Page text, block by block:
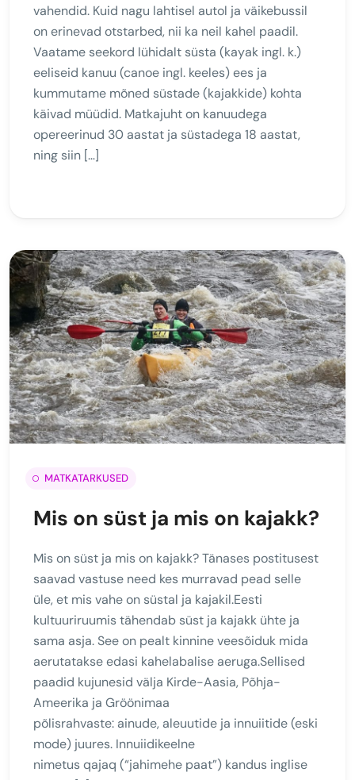
vahendid. Kuid nagu lahtisel autol ja väikebussil
on erinevad otstarbed, nii ka neil kahel paadil.
Vaatame seekord lühidalt süsta (kayak ingl. k.)
eeliseid kanuu (canoe ingl. keeles) ees ja
kummutame mõned süstade (kajakkide) kohta
käivad müüdid. Matkajuht on kanuudega
opereerinud 30 aastat ja süstadega 18 aastat,
ning siin […]
MATKATARKUSED
Mis on süst ja mis on kajakk?
Mis on süst ja mis on kajakk? Tänases postitusest
saavad vastuse need kes murravad pead selle
üle, et mis vahe on süstal ja kajakil.Eesti
kultuuriruumis tähendab süst ja kajakk ühte ja
sama asja. See on pealt kinnine veesõiduk mida
aerutatakse edasi kahelabalise aeruga.Sellised
paadid kujunesid välja Kirde-Aasia, Põhja-
Ameerika ja Gröönimaa
põlisrahvaste: ainude, aleuutide ja innuiitide (eski
mode) juures. Innuiidikeelne
nimetus qajaq (“jahimehe paat”) kandus inglise